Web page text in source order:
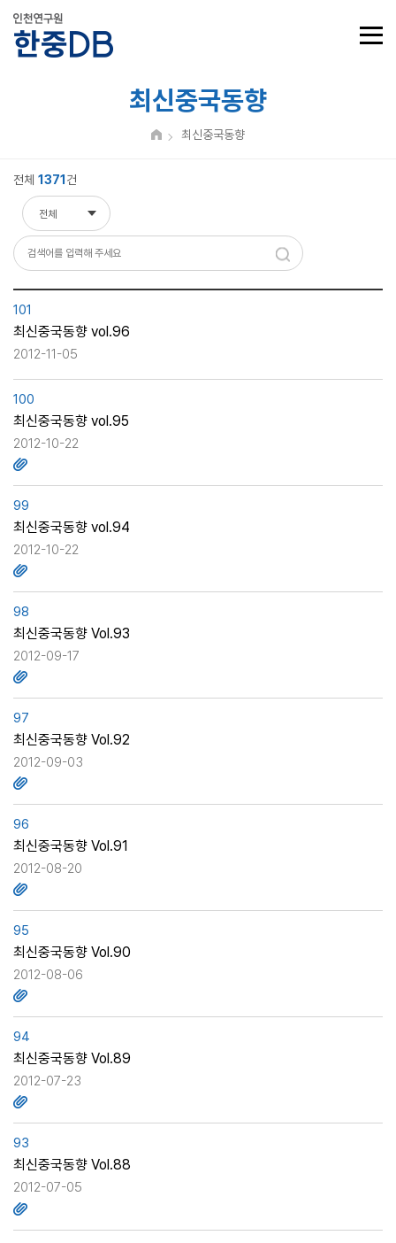
최신중국동향
최신중국동향
전체 1371 건
전체
전체
제목
101
최신중국동향 vol.96
2012-11-05
100
최신중국동향 vol.95
2012-10-22
99
최신중국동향 vol.94
2012-10-22
98
최신중국동향 Vol.93
2012-09-17
97
최신중국동향 Vol.92
2012-09-03
96
최신중국동향 Vol.91
2012-08-20
95
최신중국동향 Vol.90
2012-08-06
94
최신중국동향 Vol.89
2012-07-23
93
최신중국동향 Vol.88
2012-07-05